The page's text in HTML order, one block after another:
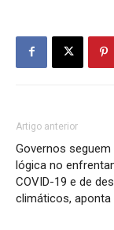
Artigo anterior
Governos
lógica no
COVID-19 e de
climáticos, aponta